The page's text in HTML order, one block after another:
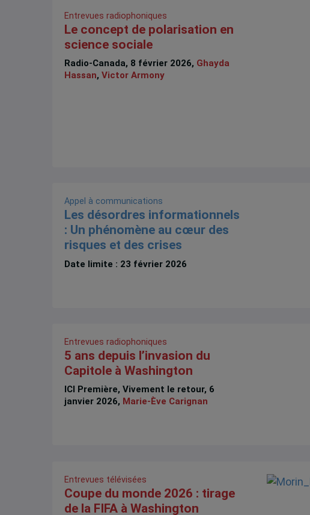
Entrevues radiophoniques
Le concept de polarisation en
science sociale
Radio-Canada, 8 février 2026, Ghayda
Hassan,Victor Armony
Appel à communications
Les désordres informationnels
: Un phénomène au cœur des
risques et des crises
Date limite : 23 février 2026
Entrevues radiophoniques
5 ans depuis l’invasion du
Capitole à Washington
ICI Première, Vivement le retour, 6
janvier 2026, Marie-Ève Carignan
Entrevues télévisées
Coupe du monde 2026 : tirage
de la FIFA à Washington